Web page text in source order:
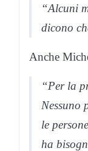
“Alcuni
dicono
Anche
“Per la
Nessuno
le
ha